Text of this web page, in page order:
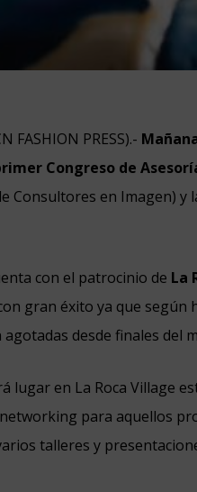
FASHION PRESS).-
Congreso de
Consultores en Imagen) y
con el patrocinio de La
gran éxito ya que según
desde finales del
lugar en La Roca Village
para aquellos
talleres y